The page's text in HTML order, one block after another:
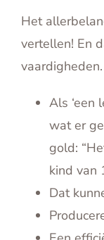
Het
vertellen! En
vaardigheden.
Als ‘een
wat er
gold:
kind van
Dat